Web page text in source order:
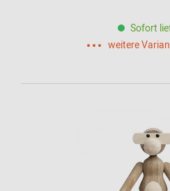
Sofort
weitere